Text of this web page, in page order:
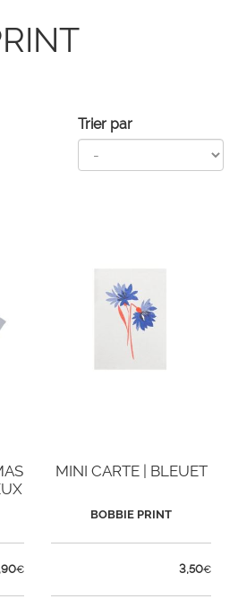
Trier par
€
MINI CARTE | BLEUET
BOBBIE PRINT
3,50€